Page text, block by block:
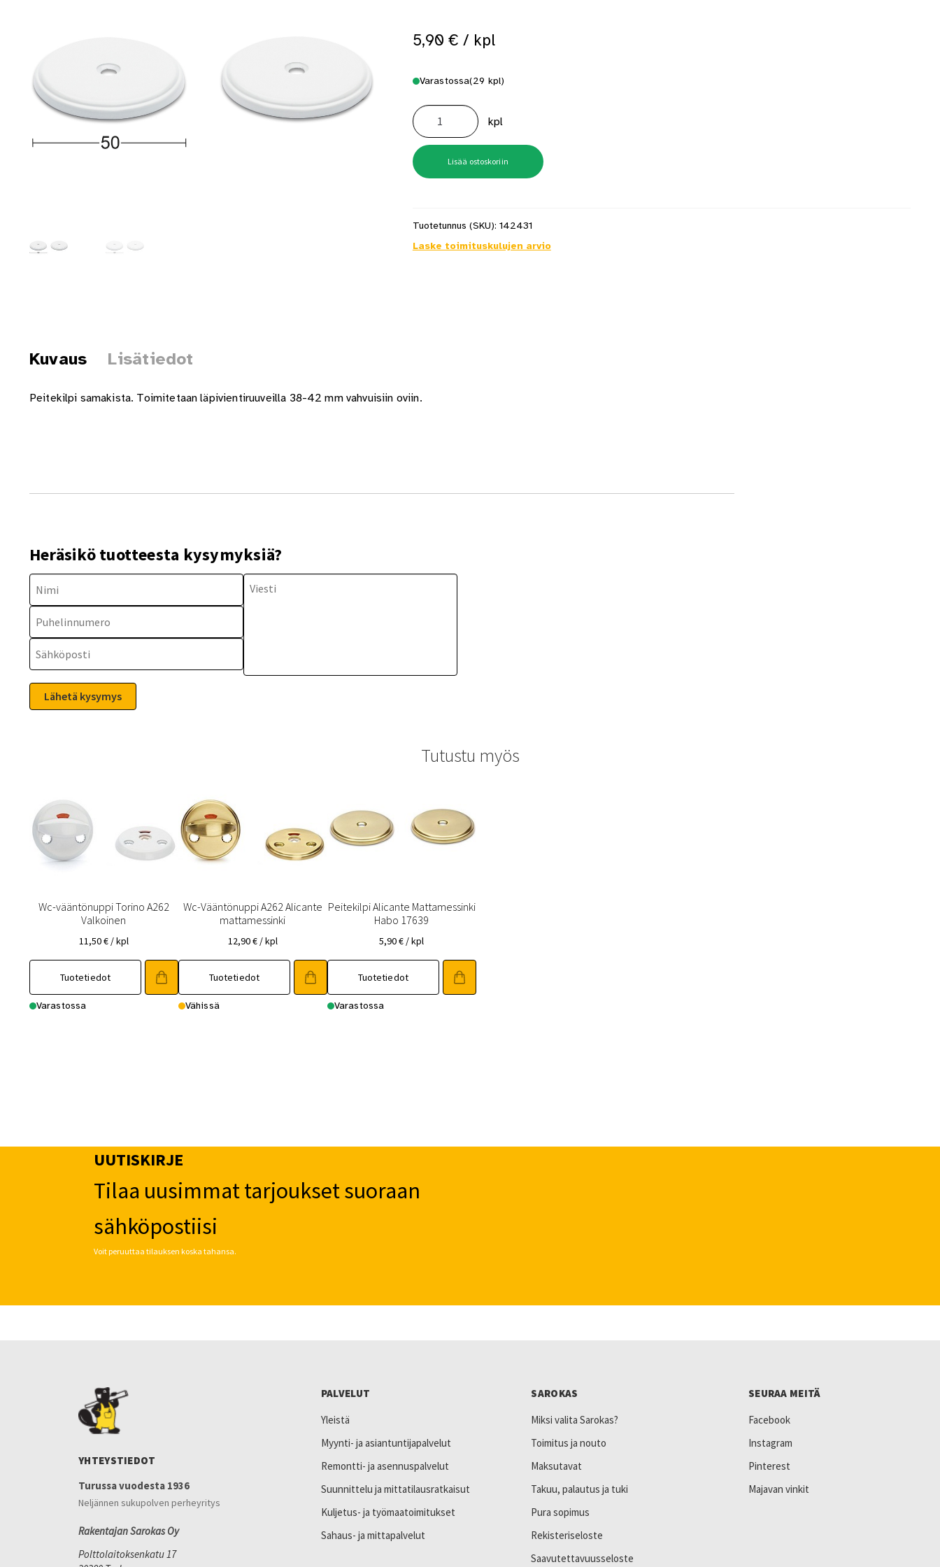
5,90 € / kpl
Varastossa(29 kpl)
Peitekilpi
Alicante
Valkoinen
Habo
17637
määrä
kpl
Lisää ostoskoriin
Tuotetunnus (SKU): 142431
Laske toimituskulujen arvio
Kuvaus Lisätiedot
Peitekilpi samakista. Toimitetaan läpivientiruuveilla 38-42 mm vahvuisiin oviin.
Heräsikö tuotteesta kysymyksiä?
Tutustu myös
Wc-vääntönuppi Torino A262
Valkoinen
11,50€ / kpl
Tuotetiedot
Varastossa
Wc-Vääntönuppi A262 Alicante
mattamessinki
12,90€ / kpl
Tuotetiedot
Vähissä
Peitekilpi Alicante Mattamessinki
Habo 17639
5,90€ / kpl
Tuotetiedot
Varastossa
UUTISKIRJE
Tilaa uusimmat tarjoukset suoraan
sähköpostiisi
Voit peruuttaa tilauksen koska tahansa.
YHTEYSTIEDOT
Turussa vuodesta 1936
Neljännen sukupolven perheyritys
Rakentajan Sarokas Oy
Polttolaitoksenkatu 17
PALVELUT
Yleistä
Myynti- ja asiantuntijapalvelut
Remontti- ja asennuspalvelut
Suunnittelu ja mittatilausratkaisut
Kuljetus- ja työmaatoimitukset
Sahaus- ja mittapalvelut
SAROKAS
Miksi valita Sarokas?
Toimitus ja nouto
Maksutavat
Takuu, palautus ja tuki
Pura sopimus
Rekisteriseloste
Saavutettavuusseloste
SEURAA MEITÄ
Facebook
Instagram
Pinterest
Majavan vinkit